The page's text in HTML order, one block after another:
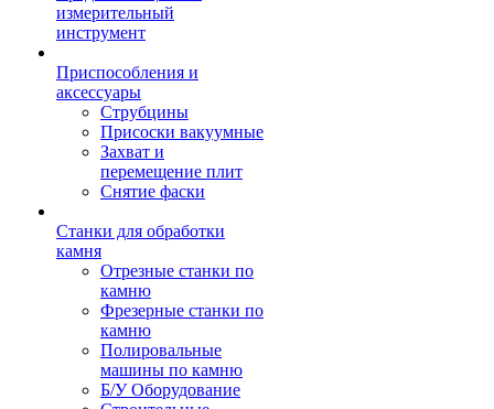
измерительный
инструмент
Приспособления и
аксессуары
Струбцины
Присоски вакуумные
Захват и
перемещение плит
Снятие фаски
Станки для обработки
камня
Отрезные станки по
камню
Фрезерные станки по
камню
Полировальные
машины по камню
Б/У Оборудование